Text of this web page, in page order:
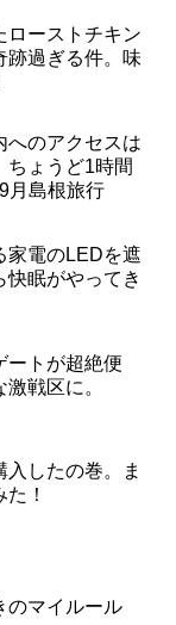
ローストチキン
跡過ぎる件。味
へのアクセスは
ちょうど1時間
月島根旅行
家電のLEDを遮
快眠がやってき
ートが超絶便
戦区に。
したの巻。ま
！
のマイルール